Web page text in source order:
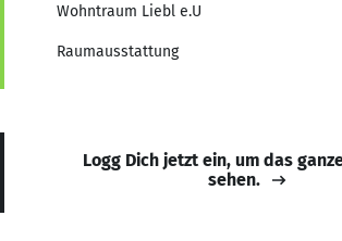
Wohntraum Liebl e.U
Raumausstattung
Logg Dich jetzt ein, um das
sehen.